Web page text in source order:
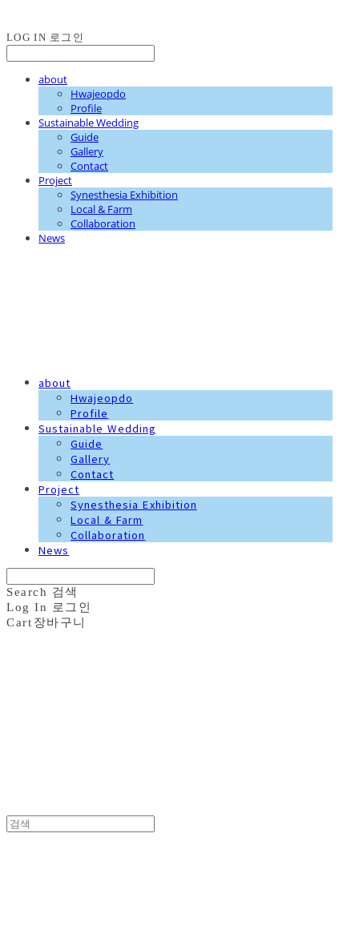
LOG IN 로그인
about
Hwajeopdo
Profile
Sustainable Wedding
Guide
Gallery
Contact
Project
Synesthesia Exhibition
Local & Farm
Collaboration
News
about
Hwajeopdo
Profile
Sustainable Wedding
Guide
Gallery
Contact
Project
Synesthesia Exhibition
Local & Farm
Collaboration
News
Search 검색
Log In 로그인
Cart 장바구니